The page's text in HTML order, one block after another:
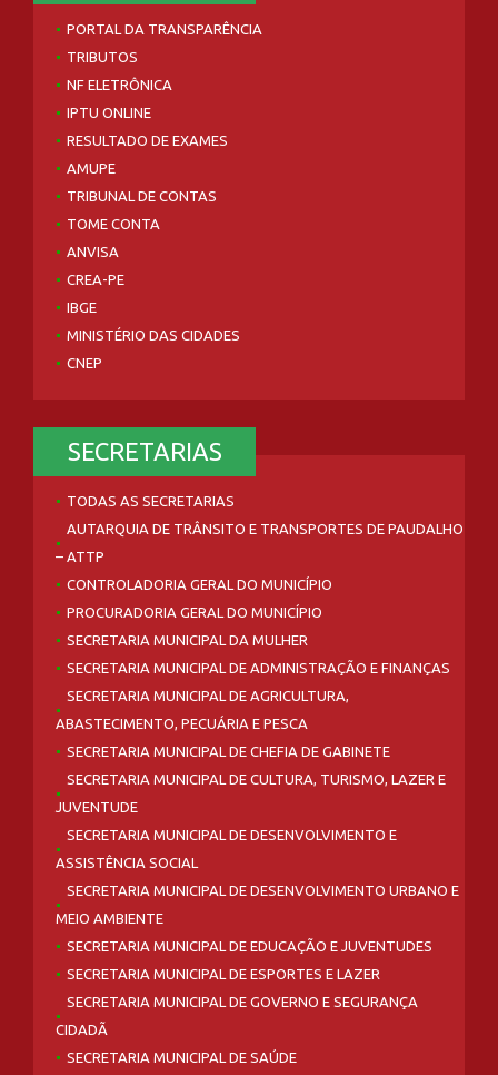
PORTAL DA TRANSPARÊNCIA
TRIBUTOS
NF ELETRÔNICA
IPTU ONLINE
RESULTADO DE EXAMES
AMUPE
TRIBUNAL DE CONTAS
TOME CONTA
ANVISA
CREA-PE
IBGE
MINISTÉRIO DAS CIDADES
CNEP
SECRETARIAS
TODAS AS SECRETARIAS
AUTARQUIA DE TRÂNSITO E TRANSPORTES DE PAUDALHO
– ATTP
CONTROLADORIA GERAL DO MUNICÍPIO
PROCURADORIA GERAL DO MUNICÍPIO
SECRETARIA MUNICIPAL DA MULHER
SECRETARIA MUNICIPAL DE ADMINISTRAÇÃO E FINANÇAS
SECRETARIA MUNICIPAL DE AGRICULTURA,
ABASTECIMENTO, PECUÁRIA E PESCA
SECRETARIA MUNICIPAL DE CHEFIA DE GABINETE
SECRETARIA MUNICIPAL DE CULTURA, TURISMO, LAZER E
JUVENTUDE
SECRETARIA MUNICIPAL DE DESENVOLVIMENTO E
ASSISTÊNCIA SOCIAL
SECRETARIA MUNICIPAL DE DESENVOLVIMENTO URBANO E
MEIO AMBIENTE
SECRETARIA MUNICIPAL DE EDUCAÇÃO E JUVENTUDES
SECRETARIA MUNICIPAL DE ESPORTES E LAZER
SECRETARIA MUNICIPAL DE GOVERNO E SEGURANÇA
CIDADÃ
SECRETARIA MUNICIPAL DE SAÚDE